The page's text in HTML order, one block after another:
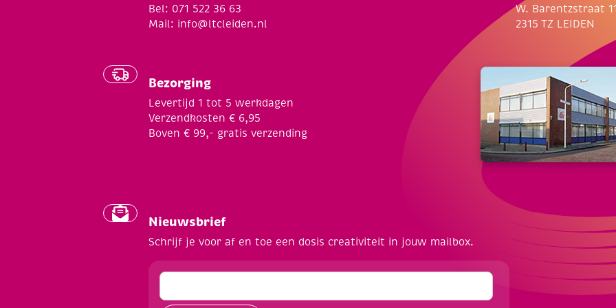
Bel: 071 522 36 63
Mail: info@ltcleiden.nl
Bezorging
Levertijd 1 tot 5 werkdagen
Verzendkosten € 6,95
Boven € 99,- gratis verzending
W. Barentzstraat
2315 TZ LEIDEN
Nieuwsbrief
Schrijf je voor af en toe een dosis creativiteit in jouw mailbox.